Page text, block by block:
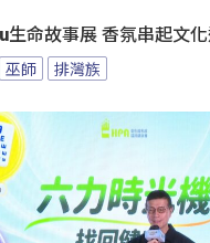
生命故事展 香氛串起文
巫師 排灣族